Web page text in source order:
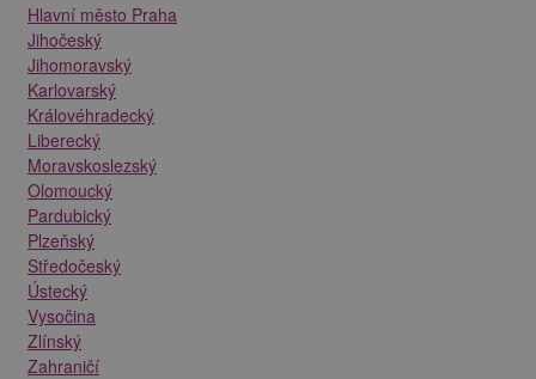
Hlavní město Praha
Jihočeský
Jihomoravský
Karlovarský
Královéhradecký
Liberecký
Moravskoslezský
Olomoucký
Pardubický
Plzeňský
Středočeský
Ústecký
Vysočina
Zlínský
Zahraničí